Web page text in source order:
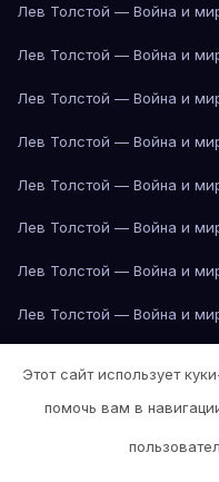
Лев Толстой — Война и
Лев Толстой — Война и
Лев Толстой — Война и
Лев Толстой — Война и
Лев Толстой — Война и
Лев Толстой — Война и
Лев Толстой — Война и
Лев Толстой — Война и
Лос-
Этот сайт использует
помочь вам в